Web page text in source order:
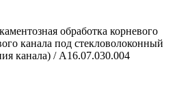
обработка корневого
канала под стекловолоконный
канала) / A16.07.030.004